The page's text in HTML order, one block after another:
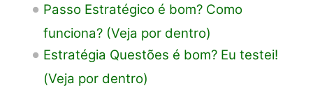
Passo Estratégico é bom? Como
funciona? (Veja por dentro)
Estratégia Questões é bom? Eu testei!
(Veja por dentro)